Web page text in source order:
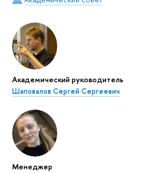
Академический руководитель
Шаповалов Сергей Сергеевич
Менеджер